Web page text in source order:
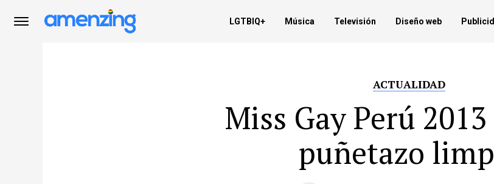
LGTBIQ+ Música Televisión Diseño web
ACTUALIDAD
Miss Gay Perú 2013
puñetazo